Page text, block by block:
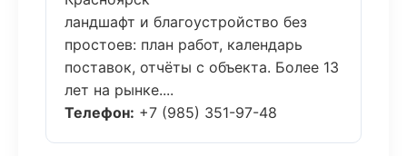
ландшафт и благоустройство без
простоев: план работ, календарь
поставок, отчёты с объекта. Более 13
лет на рынке....
Телефон: +7 (985) 351-97-48